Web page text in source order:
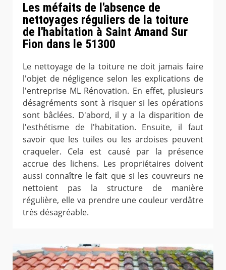
Les méfaits de l'absence de
nettoyages réguliers de la toiture
de l'habitation à Saint Amand Sur
Fion dans le 51300
Le nettoyage de la toiture ne doit jamais faire
l'objet de négligence selon les explications de
l'entreprise ML Rénovation. En effet, plusieurs
désagréments sont à risquer si les opérations
sont bâclées. D'abord, il y a la disparition de
l'esthétisme de l'habitation. Ensuite, il faut
savoir que les tuiles ou les ardoises peuvent
craqueler. Cela est causé par la présence
accrue des lichens. Les propriétaires doivent
aussi connaître le fait que si les couvreurs ne
nettoient pas la structure de manière
régulière, elle va prendre une couleur verdâtre
très désagréable.